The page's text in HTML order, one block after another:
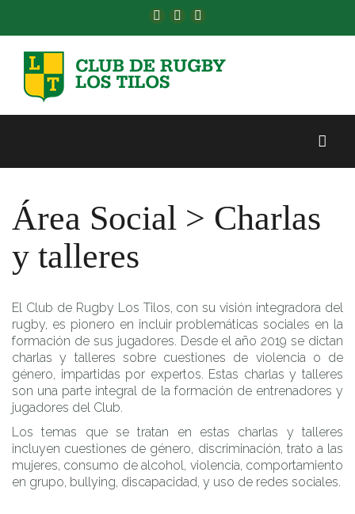
Área Social > Charlas
y talleres
El Club de Rugby Los Tilos, con su visión integradora del
rugby, es pionero en incluir problemáticas sociales en la
formación de sus jugadores. Desde el año 2019 se dictan
charlas y talleres sobre cuestiones de violencia o de
género, impartidas por expertos. Estas charlas y talleres
son una parte integral de la formación de entrenadores y
jugadores del Club.
Los temas que se tratan en estas charlas y talleres
incluyen cuestiones de género, discriminación, trato a las
mujeres, consumo de alcohol, violencia, comportamiento
en grupo, bullying, discapacidad, y uso de redes sociales.